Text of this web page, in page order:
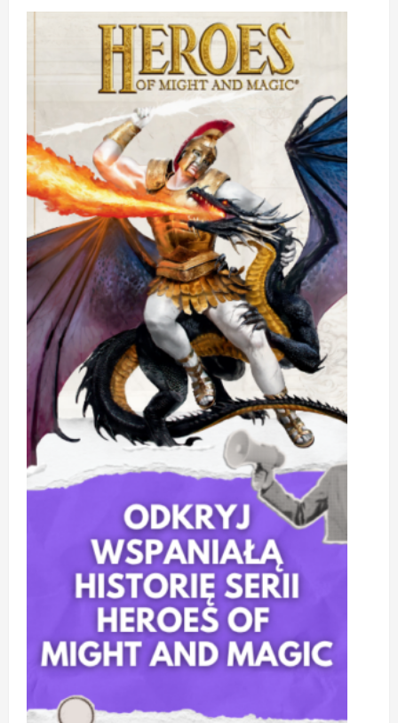
RECENZJA:
Trylogia
Dartha
Bane’a
ciemności,
przez
do
zasady